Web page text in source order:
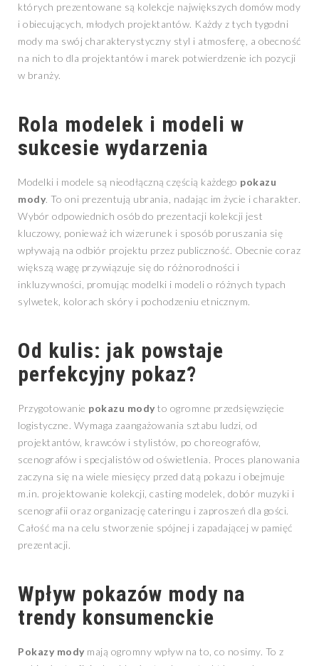
których prezentowane są kolekcje największych domów mody
i obiecujących, młodych projektantów. Każdy z tych tygodni
mody ma swój charakterystyczny styl i atmosferę, a obecność
na nich to dla projektantów i marek potwierdzenie ich pozycji
w branży.
Rola modelek i modeli w
sukcesie wydarzenia
Modelki i modele są nieodłączną częścią każdego pokazu
mody. To oni prezentują ubrania, nadając im życie i charakter.
Wybór odpowiednich osób do prezentacji kolekcji jest
kluczowy, ponieważ ich wizerunek i sposób poruszania się
wpływają na odbiór projektu przez publiczność. Obecnie coraz
większą wagę przywiązuje się do różnorodności i
inkluzywności, promując modelki i modeli o różnych typach
sylwetek, kolorach skóry i pochodzeniu etnicznym.
Od kulis: jak powstaje
perfekcyjny pokaz?
Przygotowanie pokazu mody to ogromne przedsięwzięcie
logistyczne. Wymaga zaangażowania sztabu ludzi, od
projektantów, krawców i stylistów, po choreografów,
scenografów i specjalistów od oświetlenia. Proces planowania
zaczyna się na wiele miesięcy przed datą pokazu i obejmuje
m.in. projektowanie kolekcji, casting modelek, dobór muzyki i
scenografii oraz organizację cateringu i zaproszeń dla gości.
Całość ma na celu stworzenie spójnej i zapadającej w pamięć
prezentacji.
Wpływ pokazów mody na
trendy konsumenckie
Pokazy mody mają ogromny wpływ na to, co nosimy. To z